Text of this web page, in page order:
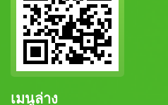
เมนูล่าง